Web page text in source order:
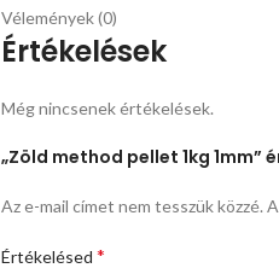
Vélemények (0)
Értékelések
Még nincsenek értékelések.
„Zöld method pellet 1kg 1mm”
Az e-mail címet nem tesszük közzé.
Értékelésed *